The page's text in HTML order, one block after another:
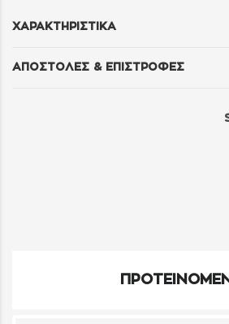
ΧΑΡΑΚΤΗΡΙΣΤΙΚΑ
ΑΠΟΣΤΟΛΕΣ & ΕΠΙΣΤΡΟΦΕΣ